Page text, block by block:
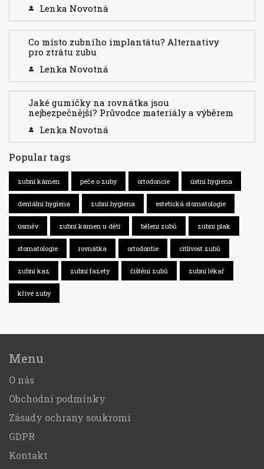
Lenka Novotná
Co místo zubního implantátu? Alternativy
pro ztrátu zubu
Lenka Novotná
Jaké gumičky na rovnátka jsou
nejbezpečnější? Průvodce materiály a výběrem
Lenka Novotná
Popular tags
zubní kámen péče o zuby ortodoncie ústní hygiena
dentální hygiena zubní hygiena estetická stomatologie
úsměv zubní kámen u dětí bělení zubů zubní plak
stomatologie rovnátka ortodontie citlivost zubů
zubní kaz zubní fazety čištění zubů zubní lékař
křivé zuby
Menu
O nás
Obchodní podmínky
Zásady ochrany soukromí
GDPR
Kontakt